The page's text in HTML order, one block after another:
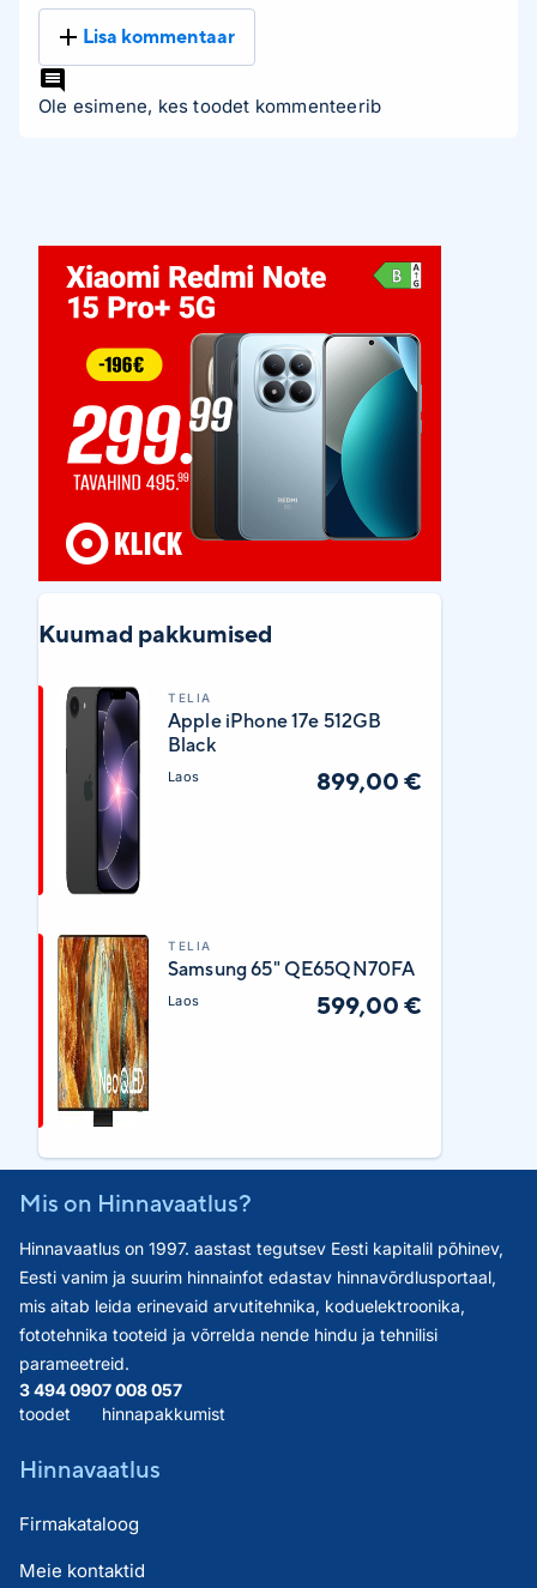
Lisa kommentaar
Ole esimene, kes toodet kommenteerib
Kuumad pakkumised
TELIA
Apple iPhone 17e 512GB
Black
Laos 899,00 €
TELIA
Samsung 65" QE65QN70FA
Laos 599,00 €
Mis on Hinnavaatlus?
Hinnavaatlus on 1997. aastast tegutsev Eesti kapitalil põhinev,
Eesti vanim ja suurim hinnainfot edastav hinnavõrdlusportaal,
mis aitab leida erinevaid arvutitehnika, koduelektroonika,
fototehnika tooteid ja võrrelda nende hindu ja tehnilisi
parameetreid.
3 494 090
toodet
7 008 057
hinnapakkumist
Hinnavaatlus
Firmakataloog
Meie kontaktid